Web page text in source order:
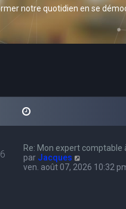
notre quotidien en se
Re: Mon expert comptable
par Jacques
o
ven. août 07, 2026 10:32